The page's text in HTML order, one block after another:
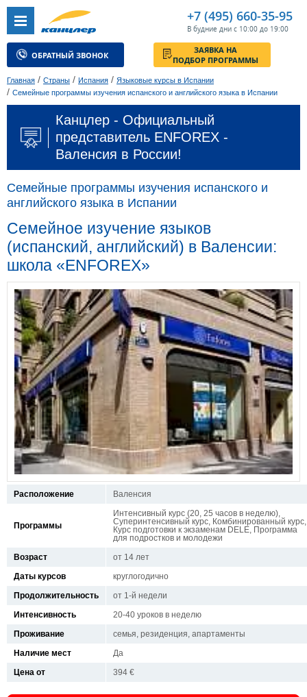
+7 (495) 660-35-95
В будние дни с 10:00 до 19:00
ОБРАТНЫЙ ЗВОНОК
ЗАЯВКА НА
ПОДБОР ПРОГРАММЫ
Главная / Страны / Испания / Языковые курсы в Испании
/ Семейные программы изучения испанского и английского языка в Испании
Канцлер - Официальный
представитель ENFOREX -
Валенсия в России!
Семейные программы изучения испанского и
английского языка в Испании
Семейное изучение языков
(испанский, английский) в Валенсии:
школа «ENFOREX»
Расположение Валенсия
Программы
Интенсивный курс (20, 25 часов в неделю),
Суперинтенсивный курс, Комбинированный курс,
Курс подготовки к экзаменам DELE, Программа
для подростков и молодежи
Возраст
от 14 лет
Даты курсов
круглогодично
Продолжительность
от 1-й недели
Интенсивность
20-40 уроков в неделю
Проживание
семья, резиденция, апартаменты
Наличие мест
Да
Цена от
394 €